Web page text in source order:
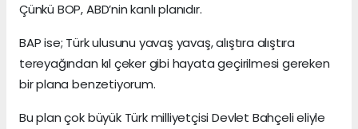
Çünkü BOP, ABD’nin kanlı planıdır.
BAP ise; Türk ulusunu yavaş yavaş, alıştıra alıştıra
tereyağından kıl çeker gibi hayata geçirilmesi gereken
bir plana benzetiyorum.
Bu plan çok büyük Türk milliyetçisi Devlet Bahçeli eliyle